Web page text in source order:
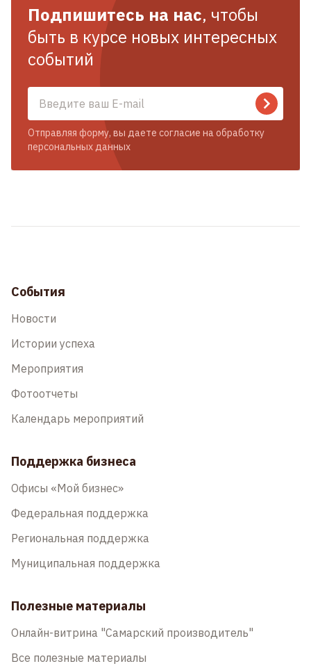
Подпишитесь на нас, чтобы
быть в курсе новых интересных
событий
Отправляя форму, вы даете согласие на обработку
персональных данных
События
Новости
Истории успеха
Мероприятия
Фотоотчеты
Календарь мероприятий
Поддержка бизнеса
Офисы «Мой бизнес»
Федеральная поддержка
Региональная поддержка
Муниципальная поддержка
Полезные материалы
Онлайн-витрина "Самарский производитель"
Все полезные материалы